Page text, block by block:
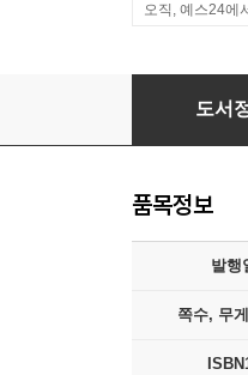
오직, 예스24에
각설하고,
도서
품목정보
발행
쪽수, 무